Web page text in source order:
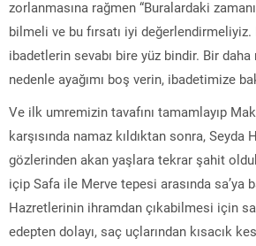
zorlanmasına rağmen “Buralardaki
bilmeli ve bu fırsatı iyi değerlendirmeliyiz.
ibadetlerin sevabı bire yüz bindir. Bir
nedenle ayağımı boş verin, ibadetimize
Ve ilk umremizin tavafını tamamlayıp
karşısında namaz kıldıktan sonra, Seyda
gözlerinden akan yaşlara tekrar şahit
içip Safa ile Merve tepesi arasında sa’ya
Hazretlerinin ihramdan çıkabilmesi için
edepten dolayı, saç uçlarından kısacık